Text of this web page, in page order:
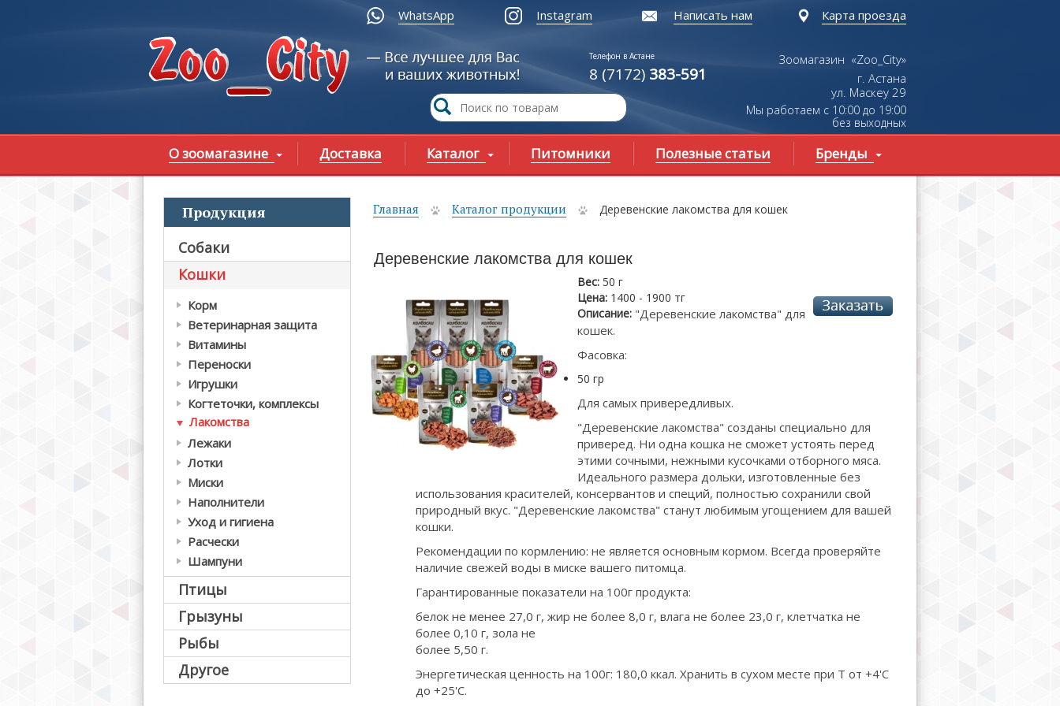
WhatsApp Instagram Написать нам Карта проезда
Телефон в Астане
8 (7172) 383-591
Зоомагазин «Zoo_City»
г. Астана
ул. Маскеу29
Мы работаем с 10:00 до 19:00
без выходных
О зоомагазине Доставка Каталог Питомники Полезные статьи Бренды
Продукция
Собаки
Кошки
Корм
Ветеринарная защита
Витамины
Переноски
Игрушки
Когтеточки, комплексы
Лакомства
Лежаки
Лотки
Миски
Наполнители
Уход и гигиена
Расчески
Шампуни
Птицы
Грызуны
Рыбы
Другое
Вы здесь
Главная Каталог продукции Деревенские лакомства для кошек
Деревенские лакомства для кошек
Вес: 50 г
Цена: 1400 - 1900 тг
Описание: "Деревенские лакомства" для
кошек.
Фасовка:
50 гр
Для самых привередливых.
"Деревенские лакомства" созданы специально для
приверед. Ни одна кошка не сможет устоять перед
этими сочными, нежными кусочками отборного мяса.
Идеального размера дольки, изготовленные без
использования красителей, консервантов и специй, полностью сохранили свой
природный вкус. "Деревенские лакомства" станут любимым угощением для вашей
кошки.
Рекомендации по кормлению: не является основным кормом. Всегда проверяйте
наличие свежей воды в миске вашего питомца.
Гарантированные показатели на 100г продукта:
белок не менее 27,0 г, жир не более 8,0 г, влага не более 23,0 г, клетчатка не
более 0,10 г, зола не
более 5,50 г.
Энергетическая ценность на 100г: 180,0 ккал. Хранить в сухом месте при Т от +4'С
до +25'С.